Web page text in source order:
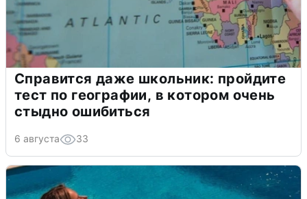
Справится даже школьник: пройдите
тест по географии, в котором очень
стыдно ошибиться
6 августа 33